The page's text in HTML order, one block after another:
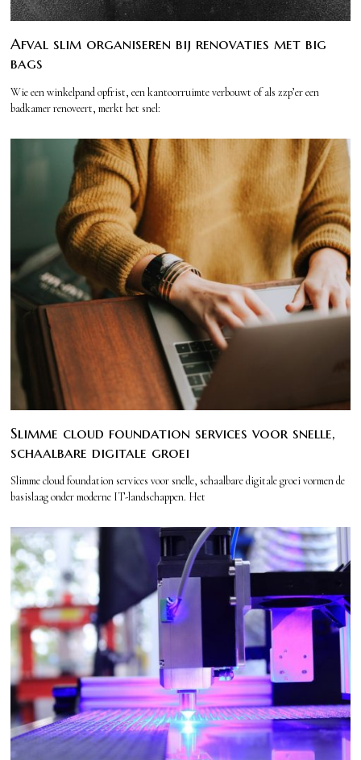
Afval slim organiseren bij renovaties met big
bags
Wie een winkelpand opfrist, een kantoorruimte verbouwt of als zzp’er een
badkamer renoveert, merkt het snel:
Slimme cloud foundation services voor snelle,
schaalbare digitale groei
Slimme cloud foundation services voor snelle, schaalbare digitale groei vormen de
basislaag onder moderne IT-landschappen. Het